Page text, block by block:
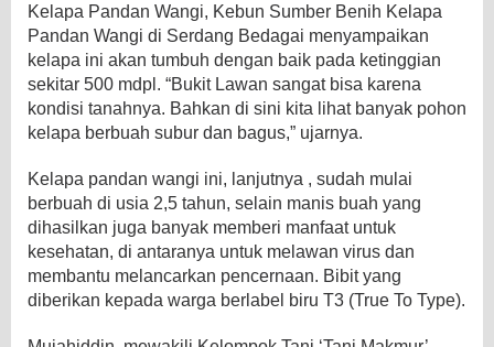
Kelapa Pandan Wangi, Kebun Sumber Benih Kelapa
Pandan Wangi di Serdang Bedagai menyampaikan
kelapa ini akan tumbuh dengan baik pada ketinggian
sekitar 500 mdpl. “Bukit Lawan sangat bisa karena
kondisi tanahnya. Bahkan di sini kita lihat banyak pohon
kelapa berbuah subur dan bagus,” ujarnya.
Kelapa pandan wangi ini, lanjutnya , sudah mulai
berbuah di usia 2,5 tahun, selain manis buah yang
dihasilkan juga banyak memberi manfaat untuk
kesehatan, di antaranya untuk melawan virus dan
membantu melancarkan pencernaan. Bibit yang
diberikan kepada warga berlabel biru T3 (True To Type).